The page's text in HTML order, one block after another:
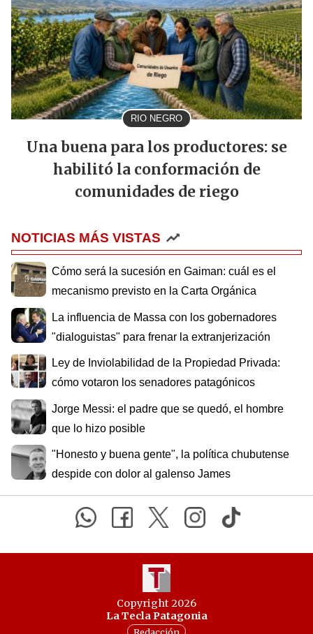
RIO NEGRO
Una buena para los productores: se
habilitó la conformación de
comunidades de riego
NOTICIAS MÁS VISTAS
Cómo será la sucesión en Gaiman: cuál es el
mecanismo previsto en la Carta Orgánica
La influencia de Massa con los gobernadores
"dialoguistas" para frenar la extranjerización
Ley de Inviolabilidad de la Propiedad Privada:
cómo votaron los senadores patagónicos
Jorge Messi: el padre que se quedó, el hombre
que lo hizo posible
"Honesto y buena gente", la política chubutense
despide con dolor al galenso James
Copyright 2026
La Tecla Patagonia
Redacción